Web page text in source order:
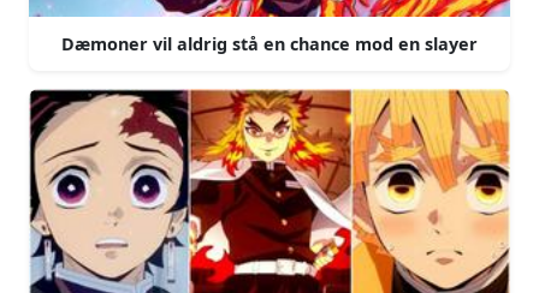
Dæmoner vil aldrig stå en chance mod en slayer